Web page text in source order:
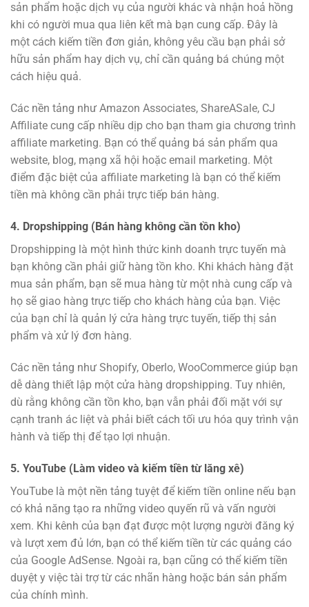
sản phẩm hoặc dịch vụ của người khác và nhận hoả hồng
khi có người mua qua liên kết mà bạn cung cấp. Đây là
một cách kiếm tiền đơn giản, không yêu cầu bạn phải sở
hữu sản phẩm hay dịch vụ, chỉ cần quảng bá chúng một
cách hiệu quả.
Các nền tảng như Amazon Associates, ShareASale, CJ
Affiliate cung cấp nhiều dịp cho bạn tham gia chương trình
affiliate marketing. Bạn có thể quảng bá sản phẩm qua
website, blog, mạng xã hội hoặc email marketing. Một
điểm đặc biệt của affiliate marketing là bạn có thể kiếm
tiền mà không cần phải trực tiếp bán hàng.
4. Dropshipping (Bán hàng không cần tồn kho)
Dropshipping là một hình thức kinh doanh trực tuyến mà
bạn không cần phải giữ hàng tồn kho. Khi khách hàng đặt
mua sản phẩm, bạn sẽ mua hàng từ một nhà cung cấp và
họ sẽ giao hàng trực tiếp cho khách hàng của bạn. Việc
của bạn chỉ là quản lý cửa hàng trực tuyến, tiếp thị sản
phẩm và xử lý đơn hàng.
Các nền tảng như Shopify, Oberlo, WooCommerce giúp bạn
dễ dàng thiết lập một cửa hàng dropshipping. Tuy nhiên,
dù rằng không cần tồn kho, bạn vẫn phải đối mặt với sự
cạnh tranh ác liệt và phải biết cách tối ưu hóa quy trình vận
hành và tiếp thị để tạo lợi nhuận.
5. YouTube (Làm video và kiếm tiền từ lăng xê)
YouTube là một nền tảng tuyệt để kiếm tiền online nếu bạn
có khả năng tạo ra những video quyến rũ và vấn người
xem. Khi kênh của bạn đạt được một lượng người đăng ký
và lượt xem đủ lớn, bạn có thể kiếm tiền từ các quảng cáo
của Google AdSense. Ngoài ra, bạn cũng có thể kiếm tiền
duyệt y việc tài trợ từ các nhãn hàng hoặc bán sản phẩm
của chính mình.